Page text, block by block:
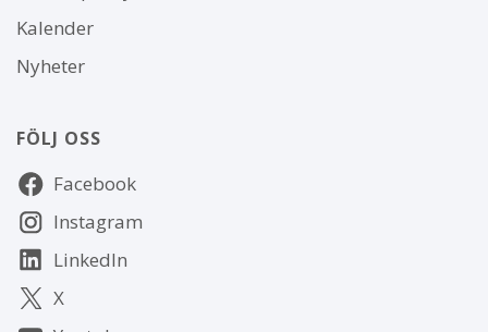
Kalender
Nyheter
FÖLJ OSS
Följ
oss Facebook
Instagram
LinkedIn
X